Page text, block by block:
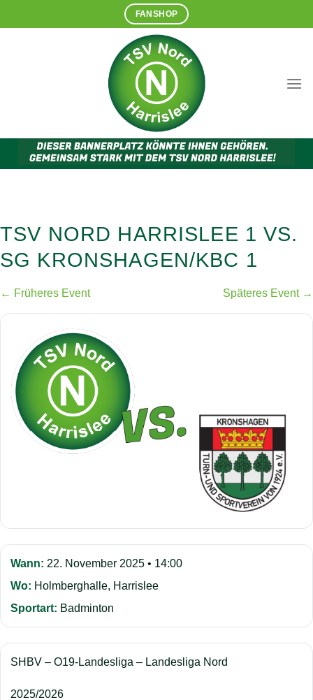
Inhalt
FANSHOP
TSV NORD HARRISLEE 1 VS.
SG KRONSHAGEN/KBC 1
← Früheres Event Späteres Event →
Wann: 22. November 2025 • 14:00
Wo: Holmberghalle, Harrislee
Sportart: Badminton
SHBV – O19-Landesliga – Landesliga Nord
2025/2026